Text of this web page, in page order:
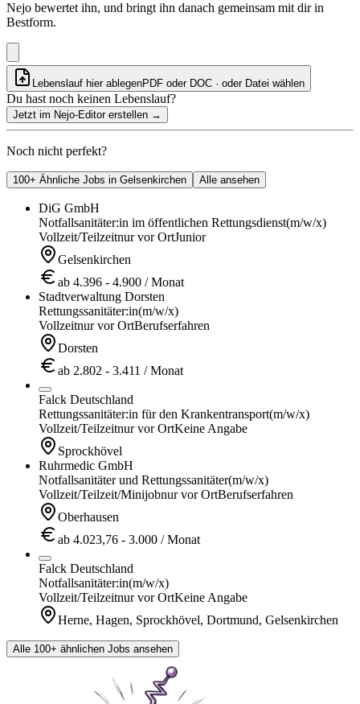
Nejo bewertet ihn, und bringt ihn danach gemeinsam mit dir in
Bestform.
Lebenslauf hier ablegenPDF oder DOC · oder Datei wählen
Du hast noch keinen Lebenslauf?
Jetzt im Nejo-Editor erstellen →
Noch nicht perfekt?
100+ Ähnliche Jobs in Gelsenkirchen Alle ansehen
DiG GmbH
Notfallsanitäter:in im öffentlichen Rettungsdienst(m/w/x)
Vollzeit/Teilzeitnur vor OrtJunior
Gelsenkirchen
ab 4.396 - 4.900 / Monat
Stadtverwaltung Dorsten
Rettungssanitäter:in(m/w/x)
Vollzeitnur vor OrtBerufserfahren
Dorsten
ab 2.802 - 3.411 / Monat
Falck Deutschland
Rettungssanitäter:in für den Krankentransport(m/w/x)
Vollzeit/Teilzeitnur vor OrtKeine Angabe
Sprockhövel
Ruhrmedic GmbH
Notfallsanitäter und Rettungssanitäter(m/w/x)
Vollzeit/Teilzeit/Minijobnur vor OrtBerufserfahren
Oberhausen
ab 4.023,76 - 3.000 / Monat
Falck Deutschland
Notfallsanitäter:in(m/w/x)
Vollzeit/Teilzeitnur vor OrtKeine Angabe
Herne, Hagen, Sprockhövel, Dortmund, Gelsenkirchen
Alle 100+ ähnlichen Jobs ansehen